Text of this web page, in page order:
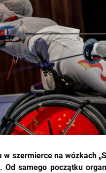
w szermierce na wózkach
Od samego początku